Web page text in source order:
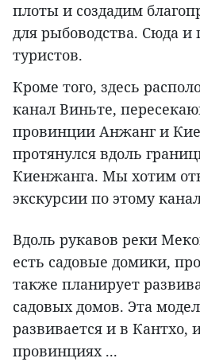
плоты и создадим
для рыбоводства. Сюда и
туристов.
Кроме того, здесь
канал Виньте,
провинции Анжанг и
протянулся вдоль
Киенжанга. Мы хотим
экскурсии по этому
Вдоль рукавов реки
есть садовые домики,
также планирует
садовых домов. Эта
развивается и в Кантхо,
провинциях ...